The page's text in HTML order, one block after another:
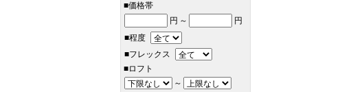
■価格帯
円 ～
円
■程度
■フレックス
■ロフト
～